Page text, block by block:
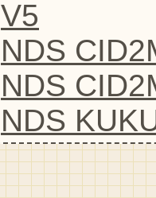
V5
NDS
NDS
NDS